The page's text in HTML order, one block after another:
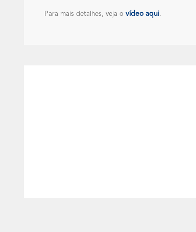
Para mais detalhes, veja o vídeo aqui.